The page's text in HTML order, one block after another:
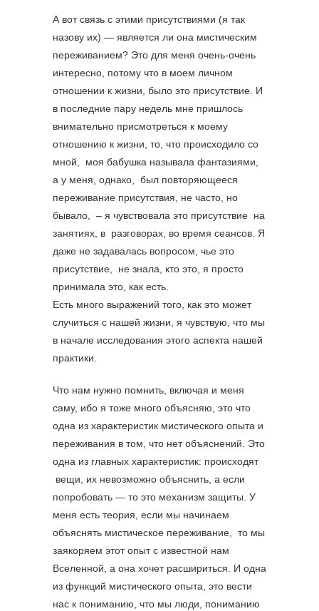
А вот связь с этими присутствиями (я так
назову их) — является ли она мистическим
переживанием? Это для меня очень-очень
интересно, потому что в моем личном
отношении к жизни, было это присутствие. И
в последние пару недель мне пришлось
внимательно присмотреться к моему
отношению к жизни, то, что происходило со
мной, моя бабушка называла фантазиями,
а у меня, однако, был повторяющееся
переживание присутствия, не часто, но
бывало, – я чувствовала это присутствие на
занятиях, в разговорах, во время сеансов. Я
даже не задавалась вопросом, чье это
присутствие, не знала, кто это, я просто
принимала это, как есть.
Есть много выражений того, как это может
случиться с нашей жизни, я чувствую, что мы
в начале исследования этого аспекта нашей
практики.
Что нам нужно помнить, включая и меня
саму, ибо я тоже много объясняю, это что
одна из характеристик мистического опыта и
переживания в том, что нет объяснений. Это
одна из главных характеристик: происходят
вещи, их невозможно объяснить, а если
попробовать — то это механизм защиты. У
меня есть теория, если мы начинаем
объяснять мистическое переживание, то мы
заякоряем этот опыт с известной нам
Вселенной, а она хочет расшириться. И одна
из функций мистического опыта, это вести
нас к пониманию, что мы люди, пониманию